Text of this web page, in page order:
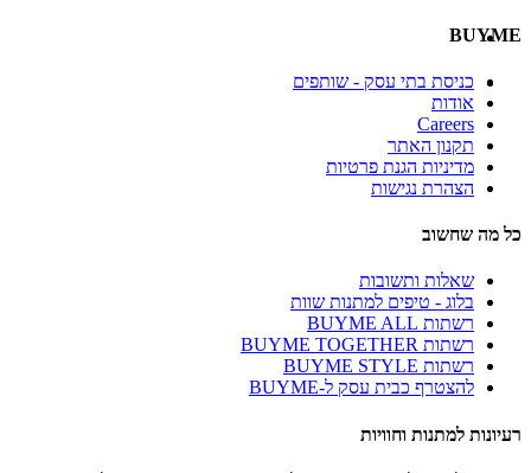
BUYME
כניסת בתי עסק - שותפים
אודות
Careers
תקנון האתר
מדיניות הגנת פרטיות
הצהרת נגישות
כל מה שחשוב
שאלות ותשובות
בלוג - טיפים למתנות שוות
רשתות BUYME ALL
רשתות BUYME TOGETHER
רשתות BUYME STYLE
להצטרף כבית עסק ל-BUYME
רעיונות למתנות וחוויות